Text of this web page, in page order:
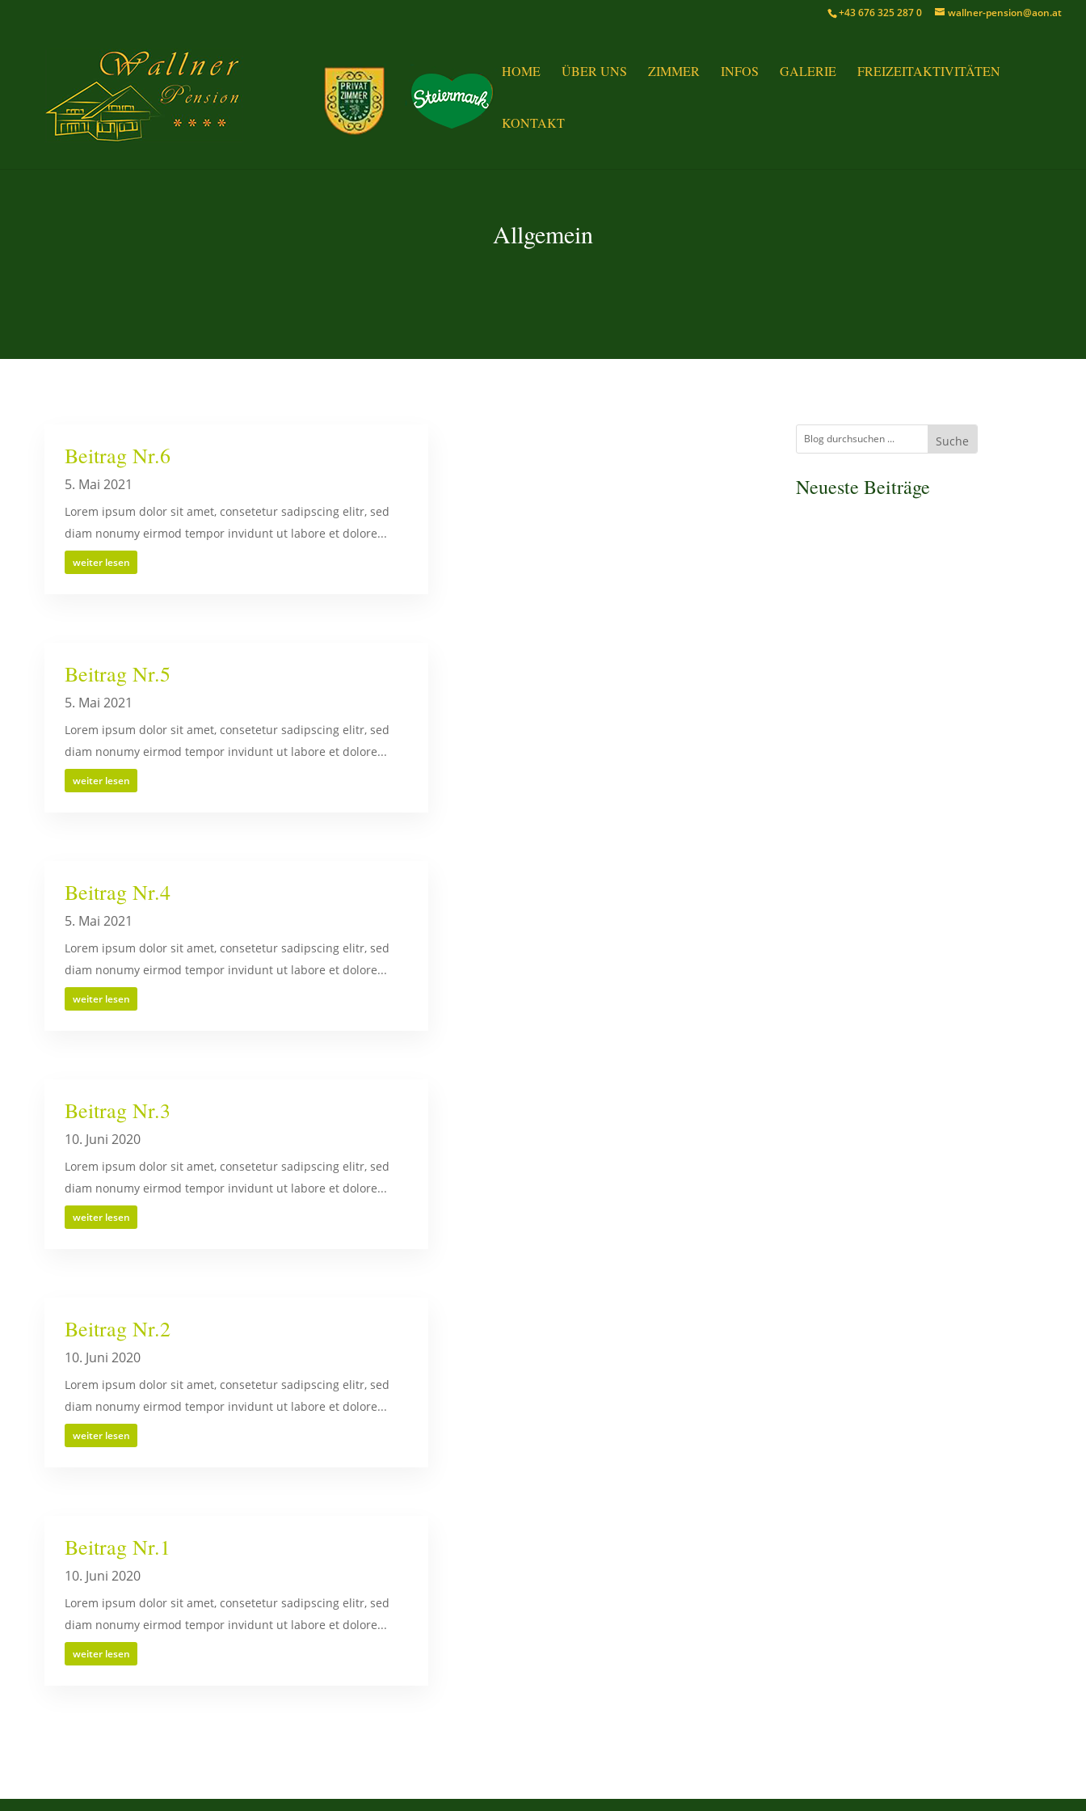
+43 676 325 287 0 wallner-pension@aon.at
HOME ÜBER UNS ZIMMER INFOS GALERIE FREIZEITAKTIVITÄTEN
KONTAKT
Allgemein
Beitrag Nr.6
5. Mai 2021
Lorem ipsum dolor sit amet, consetetur sadipscing elitr, sed
diam nonumy eirmod tempor invidunt ut labore et dolore...
weiter lesen
Beitrag Nr.5
5. Mai 2021
Lorem ipsum dolor sit amet, consetetur sadipscing elitr, sed
diam nonumy eirmod tempor invidunt ut labore et dolore...
weiter lesen
Beitrag Nr.4
5. Mai 2021
Lorem ipsum dolor sit amet, consetetur sadipscing elitr, sed
diam nonumy eirmod tempor invidunt ut labore et dolore...
weiter lesen
Beitrag Nr.3
10. Juni 2020
Lorem ipsum dolor sit amet, consetetur sadipscing elitr, sed
diam nonumy eirmod tempor invidunt ut labore et dolore...
weiter lesen
Beitrag Nr.2
10. Juni 2020
Lorem ipsum dolor sit amet, consetetur sadipscing elitr, sed
diam nonumy eirmod tempor invidunt ut labore et dolore...
weiter lesen
Beitrag Nr.1
10. Juni 2020
Lorem ipsum dolor sit amet, consetetur sadipscing elitr, sed
diam nonumy eirmod tempor invidunt ut labore et dolore...
weiter lesen
Neueste Beiträge